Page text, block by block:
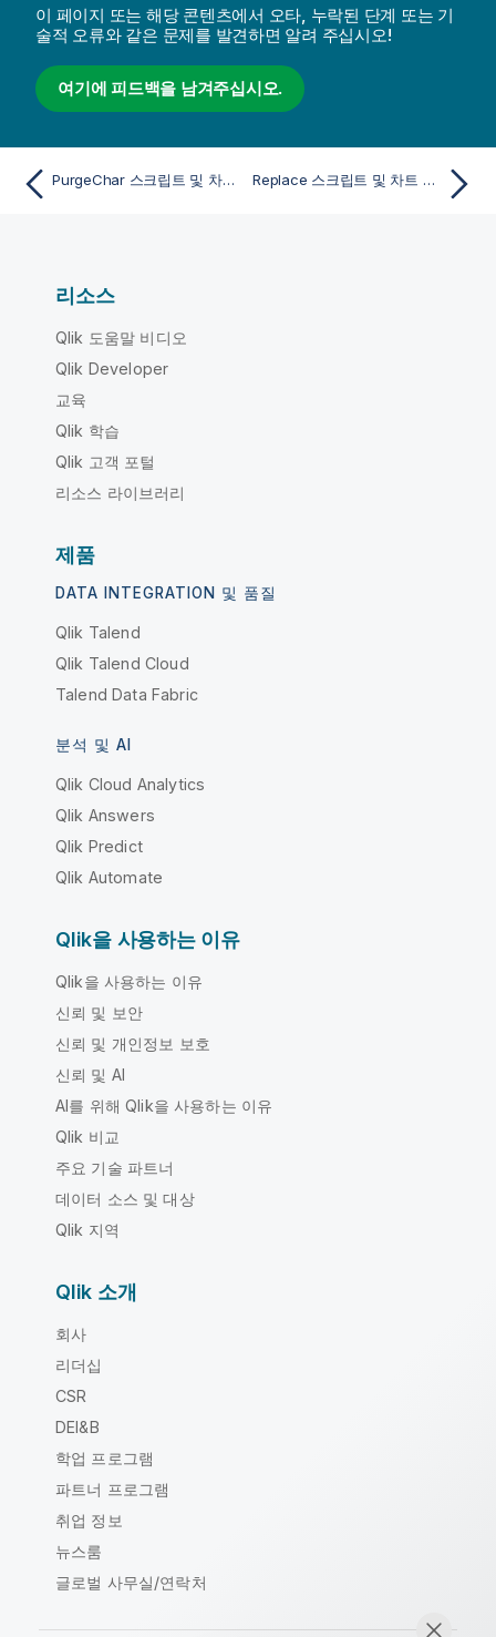
이 페이지 또는 해당 콘텐츠에서 오타, 누락된 단계 또는 기
술적 오류와 같은 문제를 발견하면 알려 주십시오!
여기에 피드백을 남겨주십시오.
PurgeChar 스크립트 및 차트 함수 Replace 스크립트 및 차트 함수
리소스
Qlik 도움말 비디오
Qlik Developer
교육
Qlik 학습
Qlik 고객 포털
리소스 라이브러리
제품
DATA INTEGRATION 및 품질
Qlik Talend
Qlik Talend Cloud
Talend Data Fabric
분석 및 AI
Qlik Cloud Analytics
Qlik Answers
Qlik Predict
Qlik Automate
Qlik을 사용하는 이유
Qlik을 사용하는 이유
신뢰 및 보안
신뢰 및 개인정보 보호
신뢰 및 AI
AI를 위해 Qlik을 사용하는 이유
Qlik 비교
주요 기술 파트너
데이터 소스 및 대상
Qlik 지역
Qlik 소개
회사
리더십
CSR
DEI&B
학업 프로그램
파트너 프로그램
취업 정보
뉴스룸
글로벌 사무실/연락처